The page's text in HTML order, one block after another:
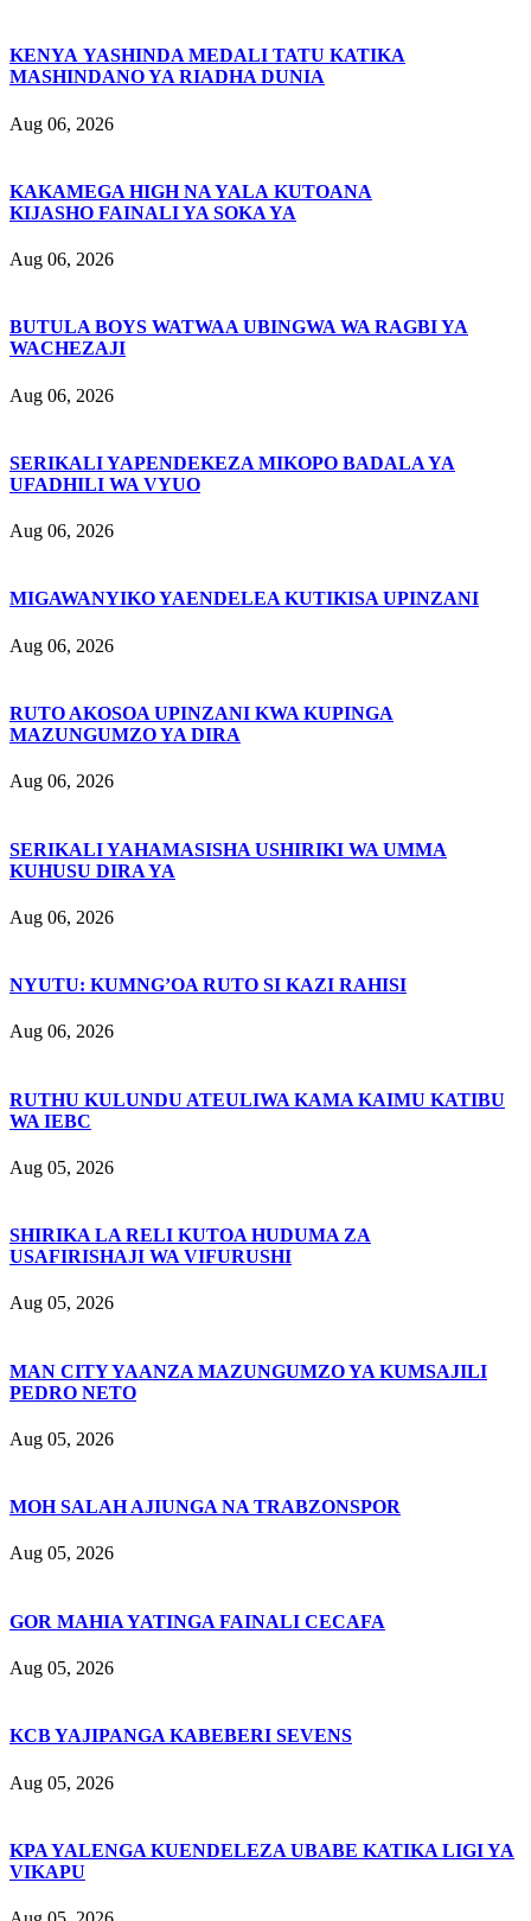
KENYA YASHINDA MEDALI TATU KATIKA
MASHINDANO YA RIADHA DUNIA
Aug 06, 2026
KAKAMEGA HIGH NA YALA KUTOANA
KIJASHO FAINALI YA SOKA YA
Aug 06, 2026
BUTULA BOYS WATWAA UBINGWA WA RAGBI YA
WACHEZAJI
Aug 06, 2026
SERIKALI YAPENDEKEZA MIKOPO BADALA YA
UFADHILI WA VYUO
Aug 06, 2026
MIGAWANYIKO YAENDELEA KUTIKISA UPINZANI
Aug 06, 2026
RUTO AKOSOA UPINZANI KWA KUPINGA
MAZUNGUMZO YA DIRA
Aug 06, 2026
SERIKALI YAHAMASISHA USHIRIKI WA UMMA
KUHUSU DIRA YA
Aug 06, 2026
NYUTU: KUMNG’OA RUTO SI KAZI RAHISI
Aug 06, 2026
RUTHU KULUNDU ATEULIWA KAMA KAIMU KATIBU
WA IEBC
Aug 05, 2026
SHIRIKA LA RELI KUTOA HUDUMA ZA
USAFIRISHAJI WA VIFURUSHI
Aug 05, 2026
MAN CITY YAANZA MAZUNGUMZO YA KUMSAJILI
PEDRO NETO
Aug 05, 2026
MOH SALAH AJIUNGA NA TRABZONSPOR
Aug 05, 2026
GOR MAHIA YATINGA FAINALI CECAFA
Aug 05, 2026
KCB YAJIPANGA KABEBERI SEVENS
Aug 05, 2026
KPA YALENGA KUENDELEZA UBABE KATIKA LIGI YA
VIKAPU